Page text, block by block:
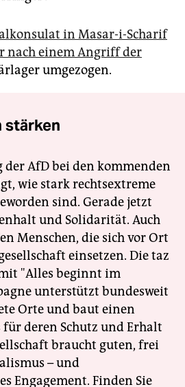
in Masar-i-Scharif
nach einem Angriff der
umgezogen.
stärken
der AfD bei den kommenden
wie stark rechtsextreme
sind. Gerade jetzt
und Solidarität. Auch
Menschen, die sich vor Ort
einsetzen. Die taz
"Alles beginnt im
unterstützt bundesweit
Orte und baut einen
deren Schutz und Erhalt
braucht guten, frei
– und
Engagement. Finden Sie